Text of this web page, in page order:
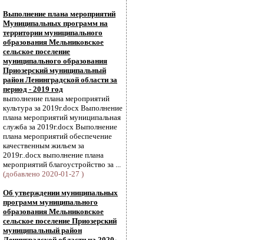
Выполнение плана мероприятий
Муниципальных программ на
территории муниципального
образования Мельниковское
сельское поселение
муниципального образования
Приозерский муниципальный
район Ленинградской области за
период - 2019 год
выполнение плана мероприятий
культура за 2019г.docx Выполнение
плана мероприятий муниципальная
служба за 2019г.docx Выполнение
плана мероприятий обеспечение
качественным жильем за
2019г..docx выполнение плана
мероприятий благоустройство за ...
(добавлено 2020-01-27 )
Об утверждении муниципальных
программ муниципального
образования Мельниковское
сельское поселение Приозерский
муниципальный район